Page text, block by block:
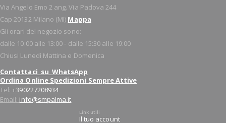
Via Angelo Emo 2 ang. Via Padova 244
Cap 20132 Milano (MI) Mappa
Gli orari del negozio sono:
dalle 10:00 alle 13:00 - dalle 15:30 alle 19:00
Chiusi Lunedì Mattina e Domenica
Contattaci su WhatsApp
Ordina Online Spedizioni Sempre Attive
Tel:+390227208934
Email: info@smpalma.it
Link utili
Il tuo account